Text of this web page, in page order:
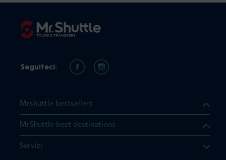
il prodotto che state
Mrshuttle bestsellers
MrShuttle best destinations
Servizi
Seguiteci: